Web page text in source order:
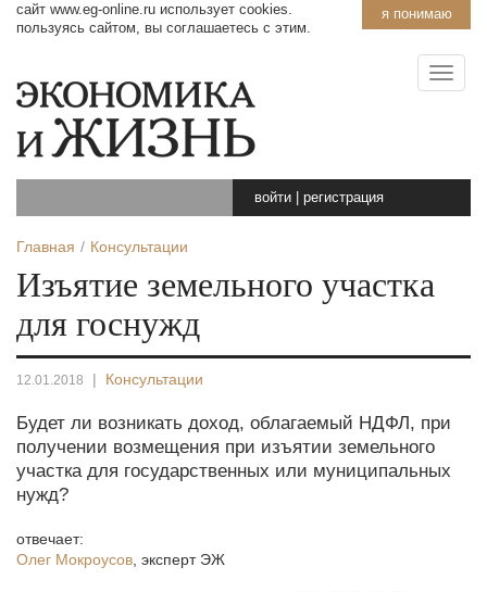
я понимаю
сайт www.eg-online.ru использует cookies.
пользуясь сайтом, вы соглашаетесь с этим.
войти регистрация
Главная Консультации
Изъятие земельного участка
для госнужд
12.01.2018 | Консультации
Будет ли возникать доход, облагаемый НДФЛ, при
получении возмещения при изъятии земельного
участка для государственных или муниципальных
нужд?
отвечает:
Олег Мокроусов эксперт ЭЖ